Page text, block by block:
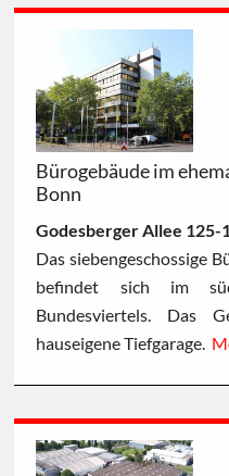
Bürogebäude im
Bonn
Godesberger Allee 125-
Das siebengeschossige
befindet sich im
Bundesviertels. Das
hauseigene Tiefgarage.